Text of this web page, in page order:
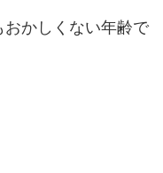
かしくない年齢で